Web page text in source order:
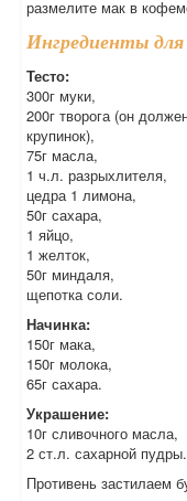
размелите мак в
Ингредиенты
Тесто:
300г муки,
200г творога (он
крупинок),
75г масла,
1 ч.л. разрыхлителя,
цедра 1 лимона,
50г сахара,
1 яйцо,
1 желток,
50г миндаля,
щепотка соли.
Начинка:
150г мака,
150г молока,
65г сахара.
Украшение:
10г сливочного масла,
2 ст.л. сахарной пудры.
Противень застилаем